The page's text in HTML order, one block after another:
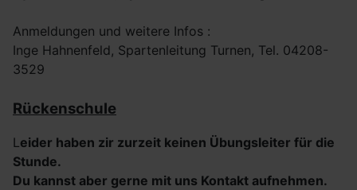
Anmeldungen und weitere Infos :
Inge Hahnenfeld, Spartenleitung Turnen, Tel. 04208-
3529
Rückenschule
Leider haben zir zurzeit keinen Übungsleiter für die
Stunde.
Du kannst aber gerne mit uns Kontakt aufnehmen.